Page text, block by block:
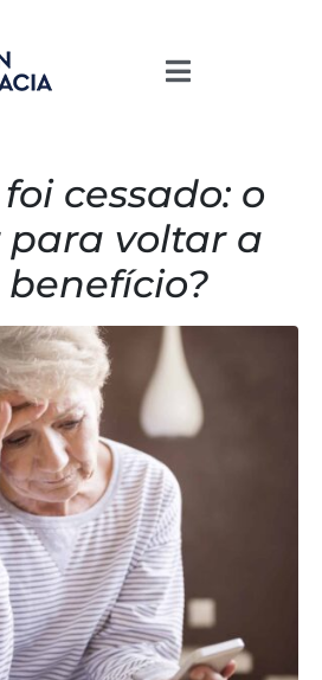
cessado: o
para voltar a